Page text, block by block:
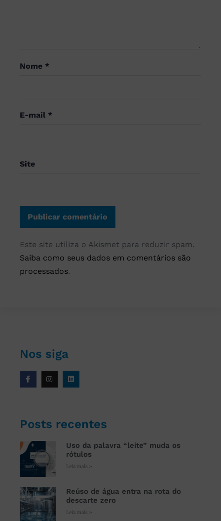
Nome *
E-mail *
Site
Este site utiliza o Akismet para reduzir spam.
Saiba como seus dados em comentários são
processados.
Nos siga
Posts recentes
Uso da palavra “leite” muda os
rótulos
Leia mais »
Reúso de água entra na rota do
descarte zero
Leia mais »